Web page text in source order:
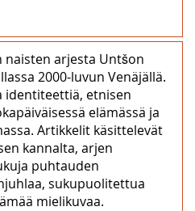
naisten arjesta Untšon
2000-luvun Venäjällä.
identiteettiä, etnisen
elämässä ja
Artikkelit käsittelevät
kannalta, arjen
puhtauden
sukupuolitettua
mielikuvaa.